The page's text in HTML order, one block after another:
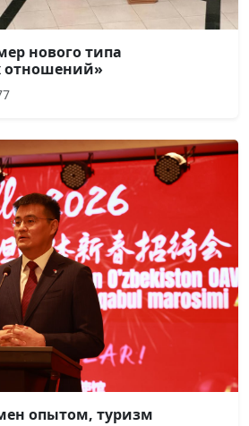
нового типа
опытом, туризм